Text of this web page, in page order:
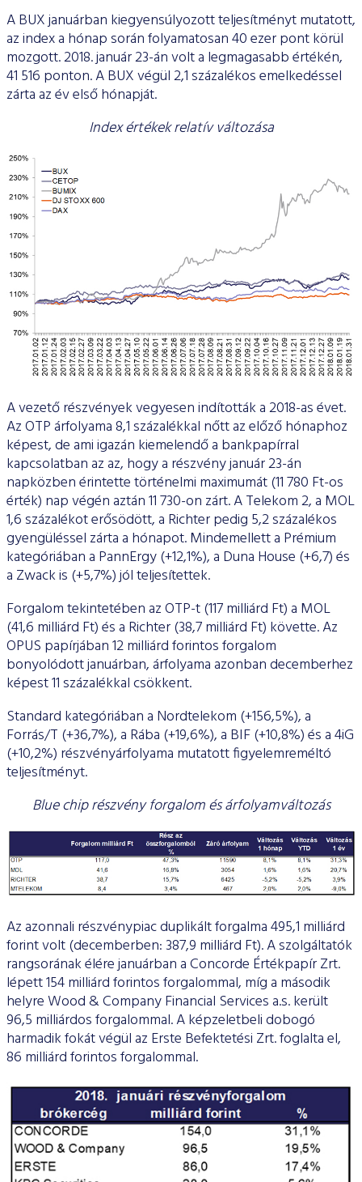
A BUX januárban kiegyensúlyozott teljesítményt mutatott,
az index a hónap során folyamatosan 40 ezer pont körül
mozgott. 2018. január 23-án volt a legmagasabb értékén,
41 516 ponton. A BUX végül 2,1 százalékos emelkedéssel
zárta az év első hónapját.
Index értékek relatív változása
A vezető részvények vegyesen indították a 2018-as évet.
Az OTP árfolyama 8,1 százalékkal nőtt az előző hónaphoz
képest, de ami igazán kiemelendő a bankpapírral
kapcsolatban az az, hogy a részvény január 23-án
napközben érintette történelmi maximumát (11 780 Ft-os
érték) nap végén aztán 11 730-on zárt. A Telekom 2, a MOL
1,6 százalékot erősödött, a Richter pedig 5,2 százalékos
gyengüléssel zárta a hónapot. Mindemellett a Prémium
kategóriában a PannErgy (+12,1%), a Duna House (+6,7) és
a Zwack is (+5,7%) jól teljesítettek.
Forgalom tekintetében az OTP-t (117 milliárd Ft) a MOL
(41,6 milliárd Ft) és a Richter (38,7 milliárd Ft) követte. Az
OPUS papírjában 12 milliárd forintos forgalom
bonyolódott januárban, árfolyama azonban decemberhez
képest 11 százalékkal csökkent.
Standard kategóriában a Nordtelekom (+156,5%), a
Forrás/T (+36,7%), a Rába (+19,6%), a BIF (+10,8%) és a 4iG
(+10,2%) részvényárfolyama mutatott figyelemreméltó
teljesítményt.
Blue chip részvény forgalom és árfolyamváltozás
Az azonnali részvénypiac duplikált forgalma 495,1 milliárd
forint volt (decemberben: 387,9 milliárd Ft). A szolgáltatók
rangsorának élére januárban a Concorde Értékpapír Zrt.
lépett 154 milliárd forintos forgalommal, míg a második
helyre Wood & Company Financial Services a.s. került
96,5 milliárdos forgalommal. A képzeletbeli dobogó
harmadik fokát végül az Erste Befektetési Zrt. foglalta el,
86 milliárd forintos forgalommal.